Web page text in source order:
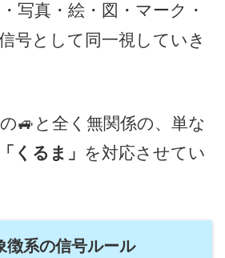
写真・絵・図・マーク・
号として同一視していき
🚙と全く無関係の、単な
くるま」 を対応させてい
徴系の信号ルール